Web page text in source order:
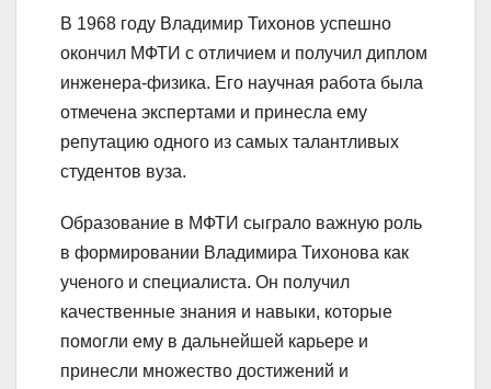
В 1968 году Владимир Тихонов успешно
окончил МФТИ с отличием и получил диплом
инженера-физика. Его научная работа была
отмечена экспертами и принесла ему
репутацию одного из самых талантливых
студентов вуза.
Образование в МФТИ сыграло важную роль
в формировании Владимира Тихонова как
ученого и специалиста. Он получил
качественные знания и навыки, которые
помогли ему в дальнейшей карьере и
принесли множество достижений и